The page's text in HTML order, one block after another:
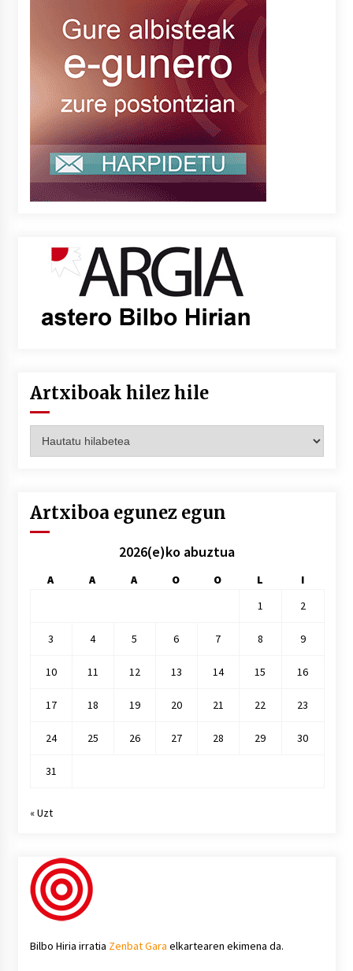
Artxiboak hilez hile
hilez
Artxiboa egunez egun
2026(e)ko abuztua
A A A O O L
I
1
2
3 4 5 6 7 8 9
10 11 12 13 14 15 16
17 18 19 20 21 22 23
24 25 26 27 28 29 30
31
« Uzt
Bilbo Hiria irratia Zenbat Gara elkartearen ekimena da.